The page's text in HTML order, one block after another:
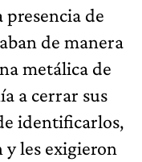
de
de manera
metálica de
a cerrar sus
identificarlos,
y les exigieron